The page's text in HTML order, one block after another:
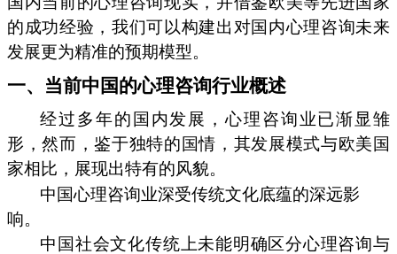
的成功经验，我们可以构建出对国内心理咨询未来
发展更为精准的预期模型。
一、当前中国的心理咨询行业概述
经过多年的国内发展，心理咨询业已渐显雏
形，然而，鉴于独特的国情，其发展模式与欧美国
家相比，展现出特有的风貌。
中国心理咨询业深受传统文化底蕴的深远影
响。
中国社会文化传统上未能明确区分心理咨询与